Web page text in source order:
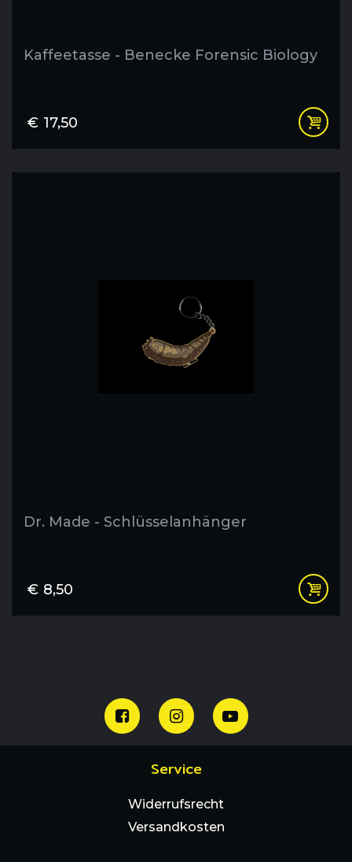
Kaffeetasse - Benecke Forensic Biology
€ 17,50
Dr. Made - Schlüsselanhänger
€ 8,50
Service
Widerrufsrecht
Versandkosten